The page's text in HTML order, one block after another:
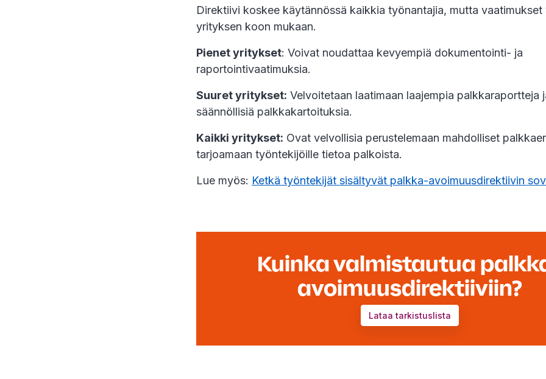
Direktiivi koskee käytännössä kaikkia työnantajia, mutta vaatimukset
yrityksen koon mukaan.
Pienet yritykset: Voivat noudattaa kevyempiä dokumentointi- ja
raportointivaatimuksia.
Suuret yritykset: Velvoitetaan laatimaan laajempia palkkaraportteja
säännöllisiä palkkakartoituksia.
Kaikki yritykset: Ovat velvollisia perustelemaan mahdolliset
tarjoamaan työntekijöille tietoa palkoista.
Lue myös: Ketkä työntekijät sisältyvät palkka-avoimuusdirektiivin
Kuinka valmistautua
avoimuusdirektiiviin?
Lataa tarkistuslista